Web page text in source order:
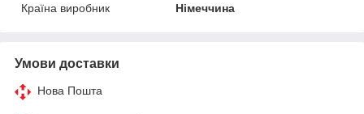
Країна виробник
Німеччина
Умови доставки
Нова Пошта